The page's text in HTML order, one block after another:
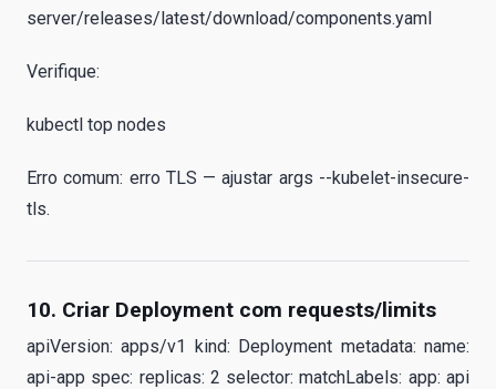
server/releases/latest/download/components.yaml
Verifique:
kubectl top nodes
Erro comum: erro TLS — ajustar args --kubelet-insecure-
tls.
10. Criar Deployment com requests/limits
apiVersion: apps/v1 kind: Deployment metadata: name:
api-app spec: replicas: 2 selector: matchLabels: app: api